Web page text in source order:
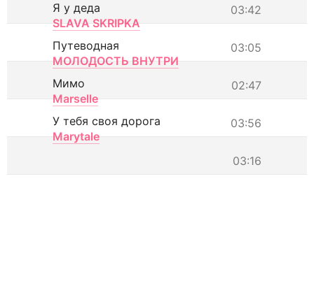
03:42
Я у деда
SLAVA SKRIPKA
03:05
Путеводная
МОЛОДОСТЬ ВНУТРИ
02:47
Мимо
Marselle
03:56
У тебя своя дорога
Marytale
03:16